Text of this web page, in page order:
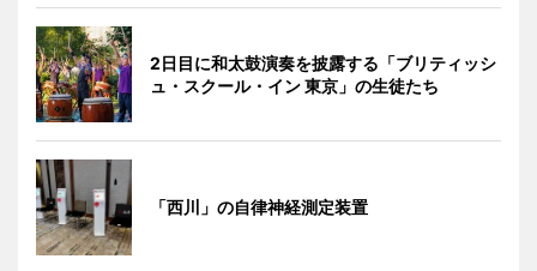
2日目に和太鼓演奏を披露する「ブリティッシ
ュ・スクール・イン 東京」の生徒たち
「西川」の自律神経測定装置